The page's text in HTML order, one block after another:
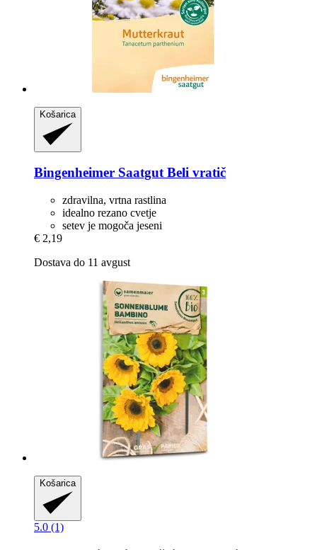
Košarica
Bingenheimer SaatgutBeli vratič
zdravilna, vrtna rastlina
idealno rezano cvetje
setev je mogoča jeseni
€ 2,19
Dostava do 11 avgust
Košarica
5.0 (1)